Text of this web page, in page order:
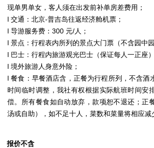
现单男单女，客人须在出发前补单房差费用；
l 交通：北京-普吉岛往返经济舱机票；
l 导游服务费：300 元/人；
l 景点：行程表内所列的景点大门票（不含园中园
l 巴士：行程内旅游观光巴士（保证每人一正座）
l 境外旅游人身意外险；
l 餐食：早餐酒店含，正餐为行程所列，不含酒
时间临时调整，我社有权根据实际航班时间安
偿。所有餐食如自动放弃，款项恕不退还；正
汤或自助），如不足十人，菜数和菜量将相应减
报价不含